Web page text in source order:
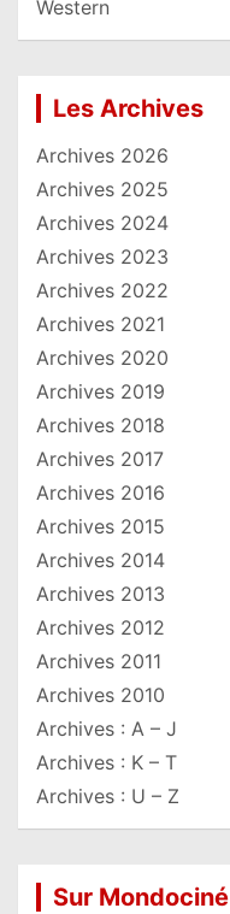
Western
Les Archives
Archives 2026
Archives 2025
Archives 2024
Archives 2023
Archives 2022
Archives 2021
Archives 2020
Archives 2019
Archives 2018
Archives 2017
Archives 2016
Archives 2015
Archives 2014
Archives 2013
Archives 2012
Archives 2011
Archives 2010
Archives : A – J
Archives : K – T
Archives : U – Z
Sur Mondociné